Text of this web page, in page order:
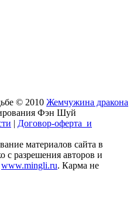
© 2010 Жемчужина дракона
Фэн Шуй
| Договор-оферта и
материалов сайта в
с разрешения авторов и
www.mingli.ru. Карма не